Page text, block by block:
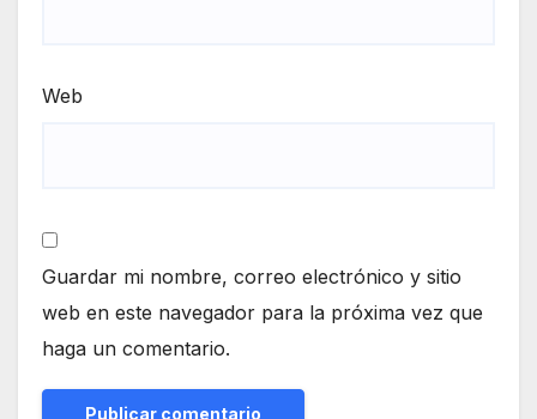
Web
Guardar mi nombre, correo electrónico y sitio
web en este navegador para la próxima vez que
haga un comentario.